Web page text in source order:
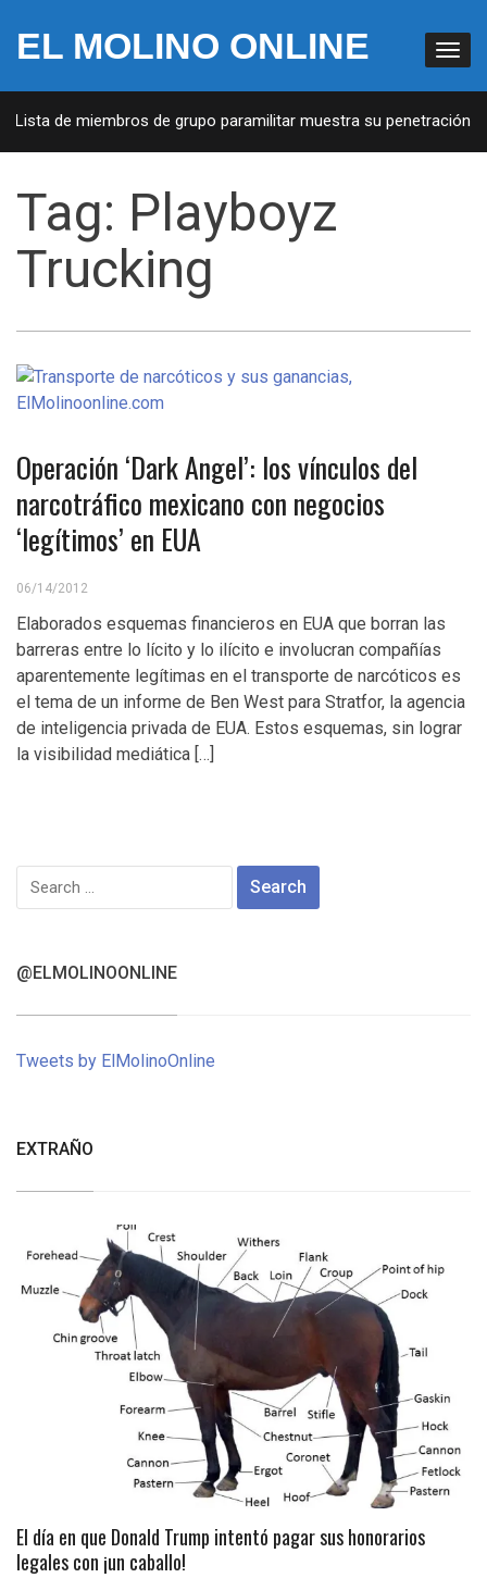
EL MOLINO ONLINE
de miembros de grupo paramilitar muestra su penetración en
Tag: Playboyz
Trucking
Operación ‘Dark Angel’: los vínculos del
narcotráfico mexicano con negocios
‘legítimos’ en EUA
06/14/2012
Elaborados esquemas financieros en EUA que borran las
barreras entre lo lícito y lo ilícito e involucran compañías
aparentemente legítimas en el transporte de narcóticos es
el tema de un informe de Ben West para Stratfor, la agencia
de inteligencia privada de EUA. Estos esquemas, sin lograr
la visibilidad mediática […]
Search
for:
@ELMOLINOONLINE
Tweets by ElMolinoOnline
EXTRAÑO
El día en que Donald Trump intentó pagar sus honorarios
legales con ¡un caballo!